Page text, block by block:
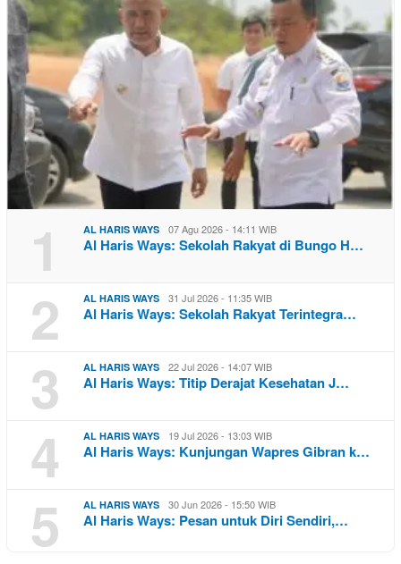
1 AL HARIS WAYS 07 Agu 2026 - 14:11 WIB
Al Haris Ways: Sekolah Rakyat di Bungo H…
2 AL HARIS WAYS 31 Jul 2026 - 11:35 WIB
Al Haris Ways: Sekolah Rakyat Terintegra…
3 AL HARIS WAYS 22 Jul 2026 - 14:07 WIB
Al Haris Ways: Titip Derajat Kesehatan J…
4 AL HARIS WAYS 19 Jul 2026 - 13:03 WIB
Al Haris Ways: Kunjungan Wapres Gibran k…
5 AL HARIS WAYS 30 Jun 2026 - 15:50 WIB
Al Haris Ways: Pesan untuk Diri Sendiri,…